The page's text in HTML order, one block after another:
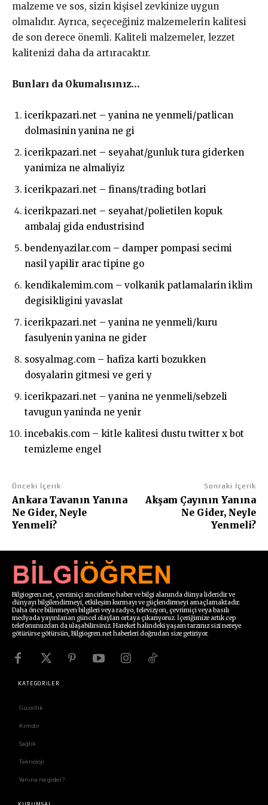
malzeme ve sos, sizin kişisel zevkinize uygun
olmalıdır. Ayrıca, seçeceğiniz malzemelerin kalitesi
de son derece önemli. Kaliteli malzemeler, lezzet
kalitenizi daha da artıracaktır.
Bunları da Okumalısınız…
icerikpazari.net – yanina ne yenmeli/patlican
dolmasinin yanina ne gi
icerikpazari.net – seyahat/gunluk tura giderken
yanimiza ne almaliyiz
icerikpazari.net – finans/trading botlari
icerikpazari.net – seyahat/polietilen kopuk
ambalaj gida endustrisind
bendenyazilar.com – damper pompasi secimi
nasil yapilir arac tipine go
kendikalemim.com – volkanik patlamalarin iklim
degisikligini yavaslat
icerikpazari.net – yanina ne yenmeli/kuru
fasulyenin yanina ne gider
sosyalmag.com – hafiza karti bozukken
dosyalarin gitmesi ve geri y
icerikpazari.net – yanina ne yenmeli/sebzeli
tavugun yaninda ne yenir
incebakis.com – kitle kalitesi dustu twitter x bot
temizleme engel
Önceki İçerik
Ankara Tavanın Yanına
Ne Gider, Neyle
Yenmeli?
Sonraki İçerik
Akşam Çayının Yanına
Ne Gider, Neyle
Yenmeli?
Bilgiogren.net, çevrimiçi zincirleme haber ve bilgi alanında dünya lideridir ve
dünyayı bilgilendirmeyi, etkileşim kurmayı ve güçlendirmeyi amaçlamaktadır.
Daha önce bilinmeyen bilgileri veya radyo, televizyon, çevrimiçi veya basılı
medyada yayınlanan güncel olayları ortaya çıkarıyoruz. İçeriğimize artık cep
telefonunuzdan da ulaşabilirsiniz. Hareket halindeki yaşam tarzınız sizi nereye
götürürse götürsün, Bilgiogren.net haberleri doğrudan size getiriyor.
KATEGORİLER
Güzellik
Kimdir
Sağlık
Teknoloji
Yanına ne gider?